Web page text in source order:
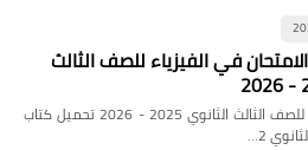
في الفيزياء للصف الثالث
تحميل كتاب الامتحان في الفيزياء للصف الثالث الثانوي 2025 - 2026 تحميل كتاب
2…